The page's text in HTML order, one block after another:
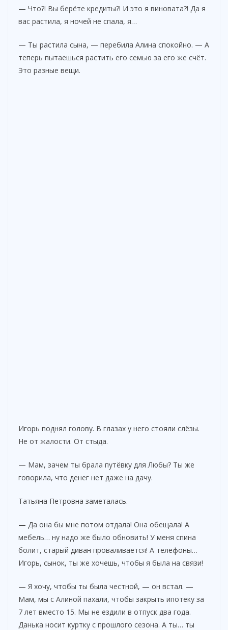
— Что?! Вы берёте кредиты?! И это я виновата?! Да я
вас растила, я ночей не спала, я…
— Ты растила сына, — перебила Алина спокойно. — А
теперь пытаешься растить его семью за его же счёт.
Это разные вещи.
Игорь поднял голову. В глазах у него стояли слёзы.
Не от жалости. От стыда.
— Мам, зачем ты брала путёвку для Любы? Ты же
говорила, что денег нет даже на дачу.
Татьяна Петровна заметалась.
— Да она бы мне потом отдала! Она обещала! А
мебель… ну надо же было обновить! У меня спина
болит, старый диван проваливается! А телефоны…
Игорь, сынок, ты же хочешь, чтобы я была на связи!
— Я хочу, чтобы ты была честной, — он встал. —
Мам, мы с Алиной пахали, чтобы закрыть ипотеку за
7 лет вместо 15. Мы не ездили в отпуск два года.
Данька носит куртку с прошлого сезона. А ты… ты